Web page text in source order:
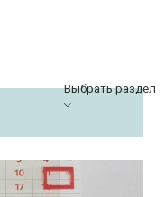
Выбрать раздел